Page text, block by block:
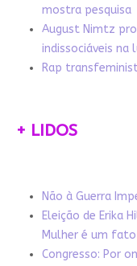
mostra pesquisa
August Nimtz
indissociáveis
Rap
+ LIDOS
Não à Guerra
Eleição de Erika
Mulher é um
Congresso: Por